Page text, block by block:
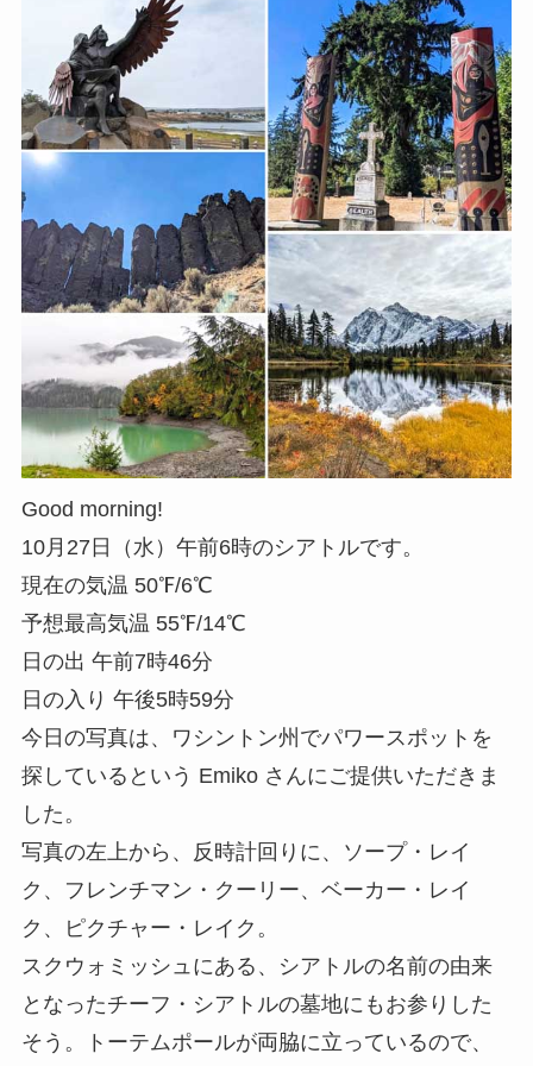
Good morning!
10月27日（水）午前6時のシアトルです。
現在の気温 50℉/6℃
予想最高気温 55℉/14℃
日の出 午前7時46分
日の入り 午後5時59分
今日の写真は、ワシントン州でパワースポットを
探しているという Emiko さんにご提供いただきま
した。
写真の左上から、反時計回りに、ソープ・レイ
ク、フレンチマン・クーリー、ベーカー・レイ
ク、ピクチャー・レイク。
スクウォミッシュにある、シアトルの名前の由来
となったチーフ・シアトルの墓地にもお参りした
そう。トーテムポールが両脇に立っているので、